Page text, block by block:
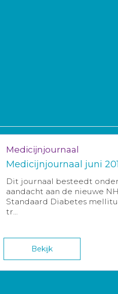
Medicijnjournaal
Medicijnjournaal juni
Dit journaal besteedt
aandacht aan de nieuwe
Standaard Diabetes
tr...
Bekijk